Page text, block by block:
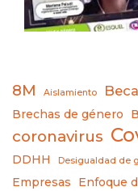
8M Aislamiento
Brechas de género
coronavirus
DDHH
Desigualdad de
Empresas Enfoque